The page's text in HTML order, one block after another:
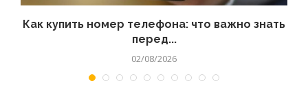
Как купить номер телефона: что важно знать
перед...
02/08/2026